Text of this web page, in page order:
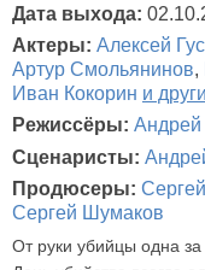
Дата выхода:
Актеры: Алексей
Артур Смольянинов,
Иван Кокорин и
Режиссёры: Андрей
Сценаристы:
Продюсеры:
Сергей Шумаков
От руки убийцы одна